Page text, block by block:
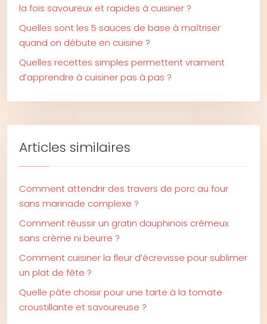
la fois savoureux et rapides à cuisiner ?
Quelles sont les 5 sauces de base à maîtriser
quand on débute en cuisine ?
Quelles recettes simples permettent vraiment
d’apprendre à cuisiner pas à pas ?
Articles similaires
Comment attendrir des travers de porc au four
sans marinade complexe ?
Comment réussir un gratin dauphinois crémeux
sans crème ni beurre ?
Comment cuisiner la fleur d’écrevisse pour sublimer
un plat de fête ?
Quelle pâte choisir pour une tarte à la tomate
croustillante et savoureuse ?